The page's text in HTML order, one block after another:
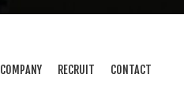
COMPANY RECRUIT
CONTACT